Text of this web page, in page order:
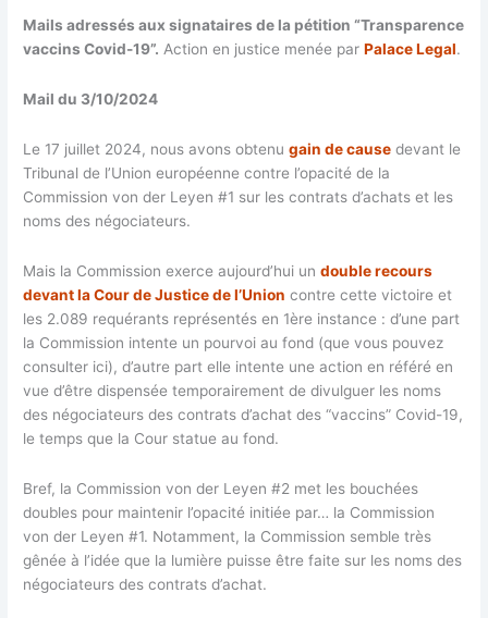
Mails adressés aux signataires de la pétition “Transparence
vaccins Covid-19”. Action en justice menée parPalace Legal.
Mail du 3/10/2024
Le 17 juillet 2024, nous avons obtenugain de cause devant le
Tribunal de l’Union européenne contre l’opacité de la
Commission von der Leyen #1 sur les contrats d’achats et les
noms des négociateurs.
Mais la Commission exerce aujourd’hui undouble recours
devant la Cour de Justice de l’Union contre cette victoire et
les 2.089 requérants représentés en 1ère instance : d’une part
la Commission intente un pourvoi au fond (que vous pouvez
consulter ici), d’autre part elle intente une action en référé en
vue d’être dispensée temporairement de divulguer les noms
des négociateurs des contrats d’achat des “vaccins” Covid-19,
le temps que la Cour statue au fond.
Bref, la Commission von der Leyen #2 met les bouchées
doubles pour maintenir l’opacité initiée par… la Commission
von der Leyen #1. Notamment, la Commission semble très
gênée à l’idée que la lumière puisse être faite sur les noms des
négociateurs des contrats d’achat.